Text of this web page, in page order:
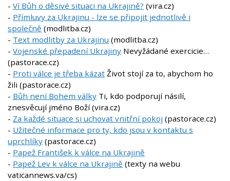
- Ví Bůh o děsivé situaci na Ukrajině? (vira.cz)
- Přímluvy za Ukrajinu - lze se připojit jednotlivě i
společně (modlitba.cz)
- Text modlitby za Ukrajinu (modlitba.cz)
- Vojenské přepadení Ukrajiny Nevyžádané exercicie…
(pastorace.cz)
- Proti válce je třeba kázat Život stojí za to, abychom ho
žili (pastorace.cz)
- Bůh není Bohem války Ti, kdo podporují násilí,
znesvěcují jméno Boží (vira.cz)
- Za každé situace si uchovat vnitřní pokoj (pastorace.cz)
- Užitečné informace pro ty, kdo jsou v kontaktu s
uprchlíky (pastorace.cz)
- Papež František k válce na Ukrajině
- Papež Lev k válce na Ukrajině (texty na webu
vaticannews.va/cs)